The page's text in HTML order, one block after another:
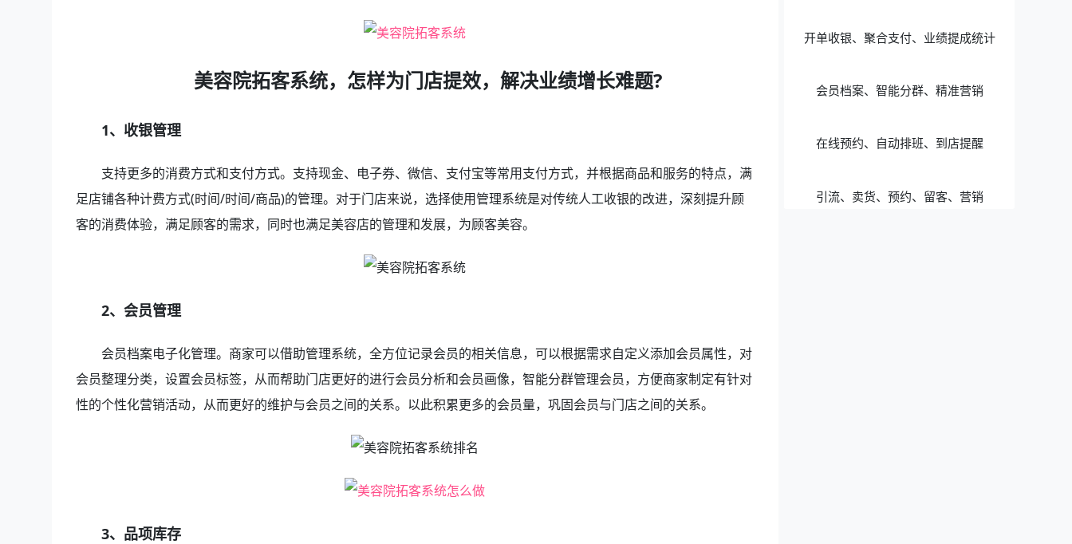
美容院拓客系统，怎样为门店提效，解决业绩增长难题?
1、收银管理
支持更多的消费方式和支付方式。支持现金、电子券、微信、支付宝等常用支付方式，并根据商品和服务的特点，满
足店铺各种计费方式(时间/时间/商品)的管理。对于门店来说，选择使用管理系统是对传统人工收银的改进，深刻提升顾
客的消费体验，满足顾客的需求，同时也满足美容店的管理和发展，为顾客美容。
2、会员管理
会员档案电子化管理。商家可以借助管理系统，全方位记录会员的相关信息，可以根据需求自定义添加会员属性，对
会员整理分类，设置会员标签，从而帮助门店更好的进行会员分析和会员画像，智能分群管理会员，方便商家制定有针对
性的个性化营销活动，从而更好的维护与会员之间的关系。以此积累更多的会员量，巩固会员与门店之间的关系。
3、品项库存
开单收银、聚合支付、业绩提成统计
会员档案、智能分群、精准营销
在线预约、自动排班、到店提醒
引流、卖货、预约、留客、营销